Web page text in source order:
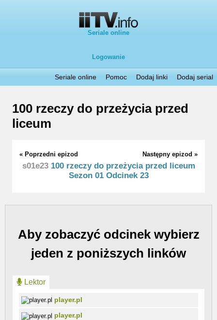
Seriale online
Logowanie
Seriale online Pomoc Dodaj linki Dodaj serial
100 rzeczy do przeżycia przed
liceum
« Poprzedni epizod Następny epizod »
s01e23100 rzeczy do przeżycia przed liceum
Sezon 01 Odcinek 23
Aby zobaczyć odcinek wybierz
jeden z poniższych linków
Lektor
player.pl
player.pl